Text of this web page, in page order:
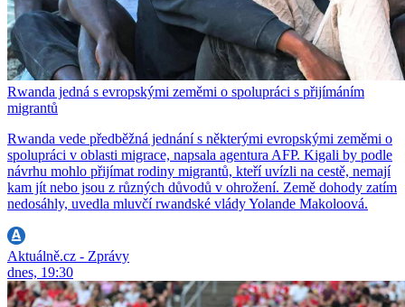
Rwanda jedná s evropskými zeměmi o spolupráci s přijímáním
migrantů
Rwanda vede předběžná jednání s některými evropskými zeměmi o
spolupráci v oblasti migrace, napsala agentura AFP. Kigali by podle
návrhu mohlo přijímat rodiny migrantů, kteří uvízli na cestě, nemají
kam jít nebo jsou z různých důvodů v ohrožení. Země dohody zatím
nedosáhly, uvedla mluvčí rwandské vlády Yolande Makoloová.
Aktuálně.cz - Zprávy
dnes, 19:30